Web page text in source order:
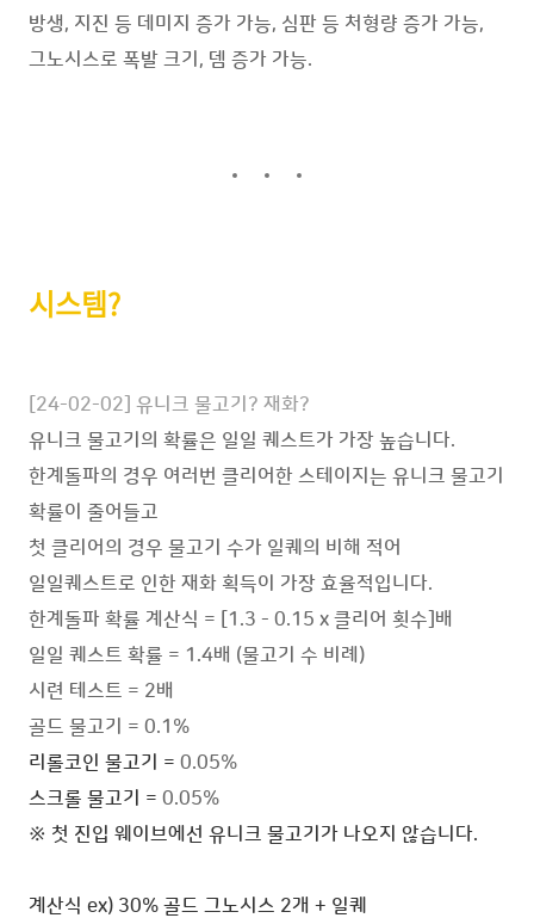
방생, 지진 등 데미지 증가 가능, 심판 등 처형량 증가 가능,
그노시스로 폭발 크기, 뎀 증가 가능.
시스템?
[24-02-02] 유니크 물고기? 재화?
유니크 물고기의 확률은 일일 퀘스트가 가장 높습니다.
한계돌파의 경우 여러번 클리어한 스테이지는 유니크 물고기
확률이 줄어들고
첫 클리어의 경우 물고기 수가 일퀘의 비해 적어
일일퀘스트로 인한 재화 획득이 가장 효율적입니다.
한계돌파 확률 계산식 = [1.3 - 0.15 x 클리어 횟수]배
일일 퀘스트 확률 = 1.4배 (물고기 수 비례)
시련 테스트 = 2배
골드 물고기 = 0.1%
리롤코인 물고기 = 0.05%
스크롤 물고기 = 0.05%
※ 첫 진입 웨이브에선 유니크 물고기가 나오지 않습니다.
계산식 ex) 30% 골드 그노시스 2개 + 일퀘